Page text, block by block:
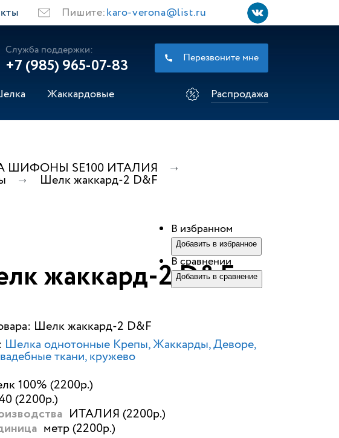
Пишите:karo-verona@list.ru
Служба поддержки:
+7 (985) 965-07-83
Перезвоните мне
Жаккардовые Распродажа
ШИФОНЫ SE100 ИТАЛИЯ
Шелк жаккард-2 D&F
жаккард-2 D&F
Шелк жаккард-2 D&F
Шелка однотонные Крепы, Жаккарды, Деворе,
ткани, кружево
100% (2200р.)
(2200р.)
ИТАЛИЯ (2200р.)
метр (2200р.)
В избранном
Добавить в избранное
В сравнении
Добавить в сравнение